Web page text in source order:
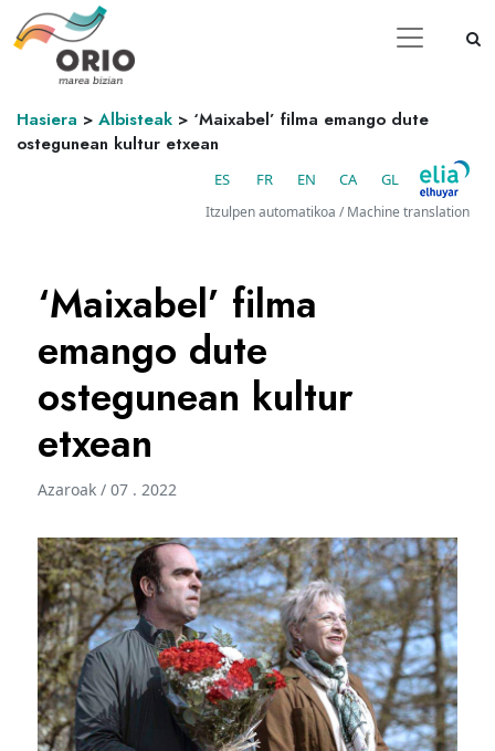
Hasiera > Albisteak > ‘Maixabel’ filma emango dute
ostegunean kultur etxean
ES FR EN CA GL
Itzulpen automatikoa / Machine translation
‘Maixabel’ filma
emango dute
ostegunean kultur
etxean
Azaroak / 07 . 2022